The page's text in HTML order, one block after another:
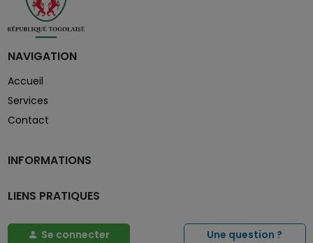
NAVIGATION
Accueil
Services
Contact
INFORMATIONS
LIENS PRATIQUES
Se connecter Une question ?